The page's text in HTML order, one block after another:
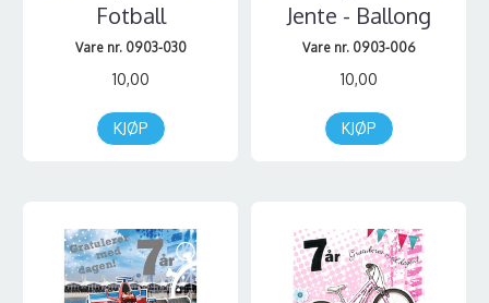
Fotball
Vare nr. 0903-030
10,00
KJØP
Jente - Ballong
Vare nr. 0903-006
10,00
KJØP